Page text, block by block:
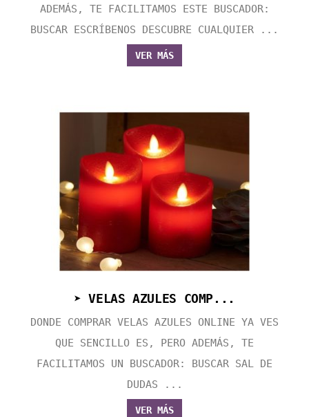
ADEMÁS, TE FACILITAMOS ESTE BUSCADOR:
BUSCAR ESCRÍBENOS DESCUBRE CUALQUIER ...
VER MÁS
➤ VELAS AZULES COMP...
DONDE COMPRAR VELAS AZULES ONLINE YA VES
QUE SENCILLO ES, PERO ADEMÁS, TE
FACILITAMOS UN BUSCADOR: BUSCAR SAL DE
DUDAS ...
VER MÁS